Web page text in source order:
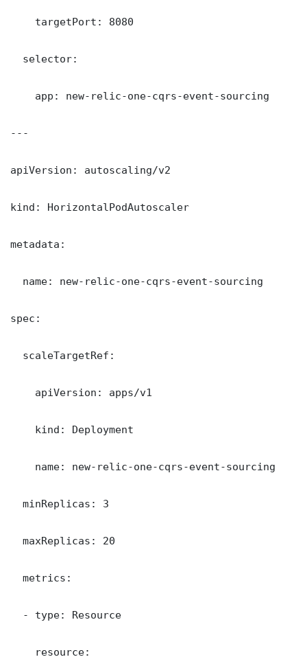
    targetPort: 8080
  selector:
    app: new-relic-one-cqrs-event-sourcing
---
apiVersion: autoscaling/v2
kind: HorizontalPodAutoscaler
metadata:
  name: new-relic-one-cqrs-event-sourcing
spec:
  scaleTargetRef:
    apiVersion: apps/v1
    kind: Deployment
    name: new-relic-one-cqrs-event-sourcing
  minReplicas: 3
  maxReplicas: 20
  metrics:
  - type: Resource
    resource: